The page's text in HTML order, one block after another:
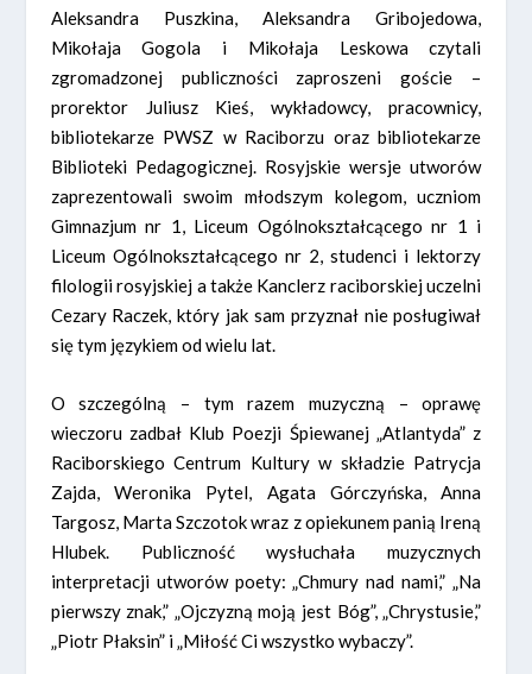
Aleksandra Puszkina, Aleksandra Gribojedowa,
Mikołaja Gogola i Mikołaja Leskowa czytali
zgromadzonej publiczności zaproszeni goście –
prorektor Juliusz Kieś, wykładowcy, pracownicy,
bibliotekarze PWSZ w Raciborzu oraz bibliotekarze
Biblioteki Pedagogicznej. Rosyjskie wersje utworów
zaprezentowali swoim młodszym kolegom, uczniom
Gimnazjum nr 1, Liceum Ogólnokształcącego nr 1 i
Liceum Ogólnokształcącego nr 2, studenci i lektorzy
filologii rosyjskiej a także Kanclerz raciborskiej uczelni
Cezary Raczek, który jak sam przyznał nie posługiwał
się tym językiem od wielu lat.
O szczególną – tym razem muzyczną – oprawę
wieczoru zadbał Klub Poezji Śpiewanej „Atlantyda” z
Raciborskiego Centrum Kultury w składzie Patrycja
Zajda, Weronika Pytel, Agata Górczyńska, Anna
Targosz, Marta Szczotok wraz z opiekunem panią Ireną
Hlubek. Publiczność wysłuchała muzycznych
interpretacji utworów poety: „Chmury nad nami,” „Na
pierwszy znak,” „Ojczyzną moją jest Bóg”, „Chrystusie,”
„Piotr Płaksin” i „Miłość Ci wszystko wybaczy”.